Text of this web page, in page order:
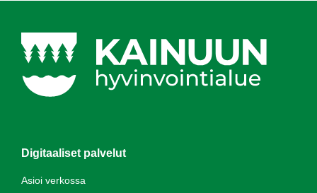
Digitaaliset palvelut
Asioi verkossa